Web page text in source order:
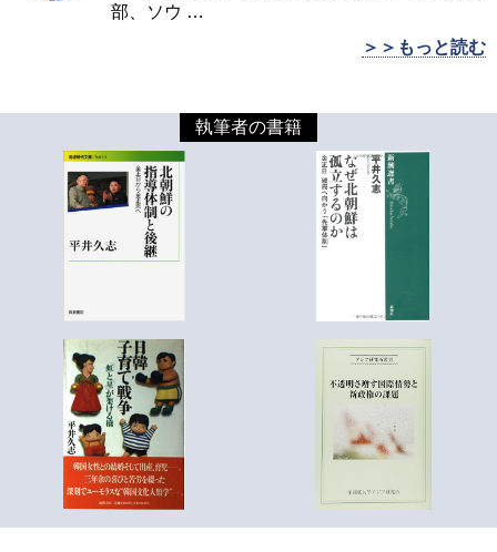
部、ソウ …
＞＞もっと読む
執筆者の書籍